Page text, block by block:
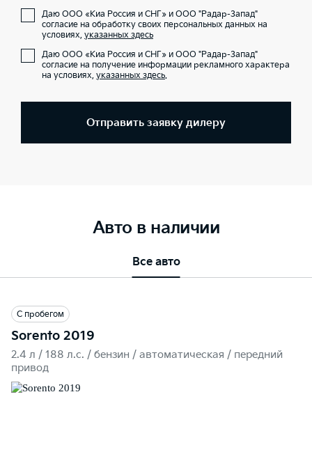
Даю ООО «Киа Россия и СНГ» и ООО "Радар-Запад"
согласие на обработку своих персональных данных на
условиях, указанных здесь
Даю ООО «Киа Россия и СНГ» и ООО "Радар-Запад"
согласие на получение информации рекламного характера
на условиях, указанных здесь.
Отправить заявку дилеру
Авто в наличии
Все авто
С пробегом
Sorento 2019
2.4 л / 188 л.c. / бензин / автоматическая / передний
привод